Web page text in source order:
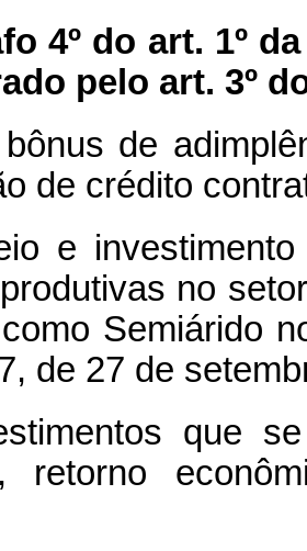
4º do art. 1º
pelo art. 3º
bônus de
de crédito
e
no
Semiárido
de 27 de
que
retorno